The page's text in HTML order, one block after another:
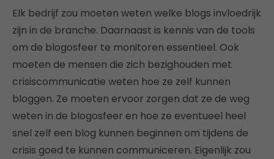
Elk bedrijf zou moeten weten welke blogs invloedrijk
zijn in de branche. Daarnaast is kennis van de tools
om de blogosfeer te monitoren essentieel. Ook
moeten de mensen die zich bezighouden met
crisiscommunicatie weten hoe ze zelf kunnen
bloggen. Ze moeten ervoor zorgen dat ze de weg
weten in de blogosfeer en hoe ze eventueel heel
snel zelf een blog kunnen beginnen om tijdens de
crisis goed te kunnen communiceren. Eigenlijk zou